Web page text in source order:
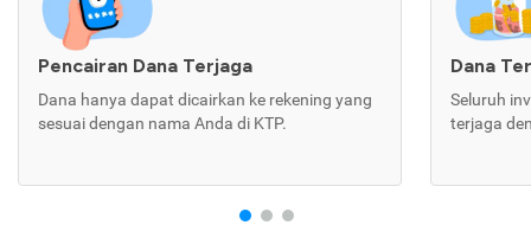
Pencairan Dana Terjaga
Dana hanya dapat dicairkan ke rekening yang
sesuai dengan nama Anda di KTP.
Dana
Seluruh
terjaga